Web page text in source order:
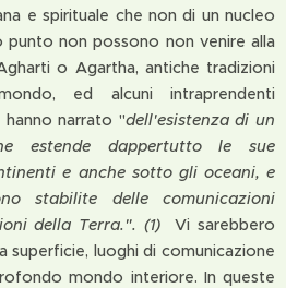
e spirituale che non di un nucleo
non possono non venire alla
o Agartha, antiche tradizioni
ed alcuni intraprendenti
narrato "dell'esistenza di un
estende dappertutto le sue
e anche sotto gli oceani, e
stabilite delle comunicazioni
della Terra.". (1)Vi sarebbero
superficie, luoghi di comunicazione
mondo interiore. In queste